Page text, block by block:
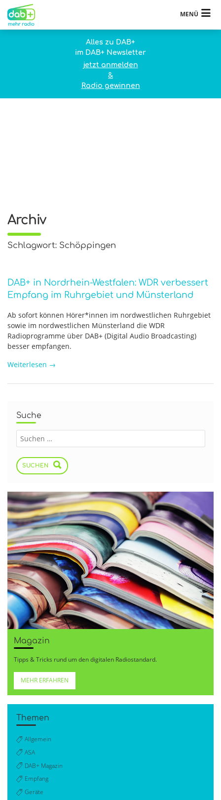
MENÜ
Alles zu DAB+
im DAB+ Newsletter
jetzt anmelden
&
Radio gewinnen
Archiv
Schlagwort: Schöppingen
DAB+ in Nordrhein-Westfalen: WDR verbessert
Empfang im Ruhrgebiet und Münsterland
Ab sofort können Hörer*innen im nordwestlichen Ruhrgebiet
sowie im nordwestlichen Münsterland die WDR
Radioprogramme über DAB+ (Digital Audio Broadcasting)
besser empfangen.
Weiterlesen →
Suche
SUCHEN
Magazin
Tipps & Tricks rund um den digitalen Radiostandard.
MEHR ERFAHREN
Themen
Allgemein
ASA
DAB+ Magazin
Empfang
Geräte